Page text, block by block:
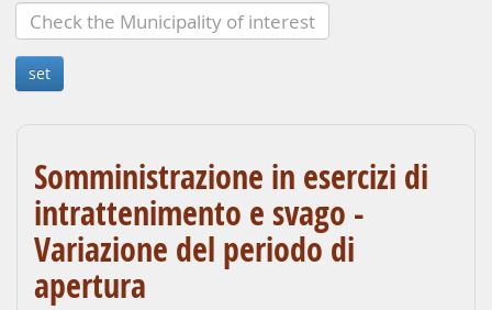
Somministrazione in esercizi di
intrattenimento e svago -
Variazione del periodo di
apertura